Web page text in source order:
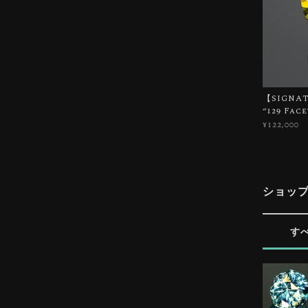
【
“129
¥122,000
ショッ
す